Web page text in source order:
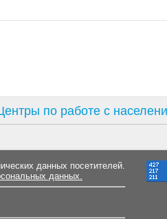
по работе с
данных посетителей.
данных.